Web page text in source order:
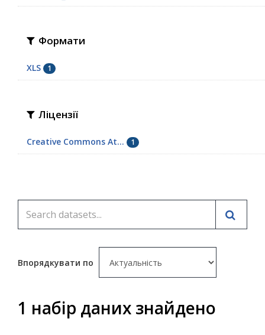
Формати
XLS 1
Ліцензії
Creative Commons At... 1
Впорядкувати по
1 набір даних знайдено